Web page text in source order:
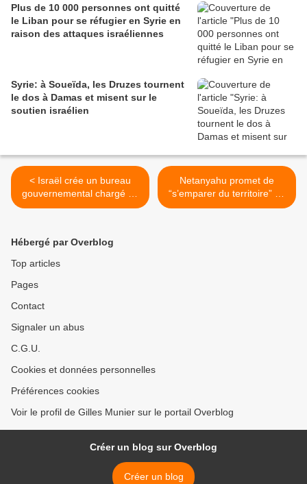
Plus de 10 000 personnes ont quitté
le Liban pour se réfugier en Syrie en
raison des attaques israéliennes
Syrie: à Soueïda, les Druzes tournent
le dos à Damas et misent sur le
soutien israélien
< Israël crée un bureau
gouvernemental chargé de
superviser le nettoyage
les 50 000
Netanyahu promet de
“s’emparer du territoire” de
Gaza si les captifs ne sont
Hébergé par Overblog
Top articles
Pages
Contact
Signaler un abus
C.G.U.
Cookies et données personnelles
Préférences cookies
Voir le profil de Gilles Munier sur le portail Overblog
Créer un blog sur Overblog
Créer un blog